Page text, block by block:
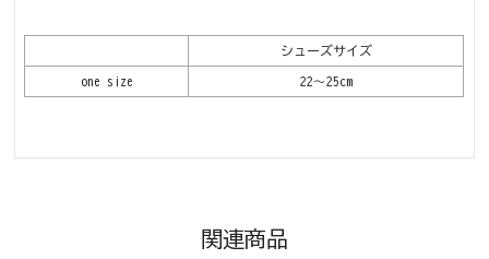
シューズサイズ
one size 22～25cm
関連商品